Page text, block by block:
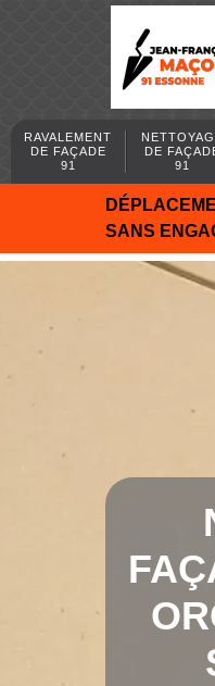
RAVALEMENT
DE FAÇADE
91
DE
91
SANS